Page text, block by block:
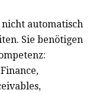
automatisch
Sie benötigen